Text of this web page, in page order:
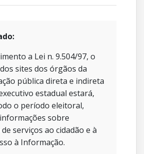
a Lei n. 9.504/97, o
sites dos órgãos da
pública direta e indireta
estadual estará,
o período eleitoral,
sobre
serviços ao cidadão e à
à Informação.